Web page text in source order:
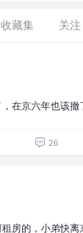
收藏集 关注
在京六年也该撤
26
房的，小弟快